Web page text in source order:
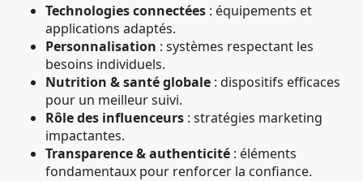
Technologies connectées : équipements et
applications adaptés.
Personnalisation : systèmes respectant les
besoins individuels.
Nutrition & santé globale : dispositifs efficaces
pour un meilleur suivi.
Rôle des influenceurs : stratégies marketing
impactantes.
Transparence & authenticité : éléments
fondamentaux pour renforcer la confiance.